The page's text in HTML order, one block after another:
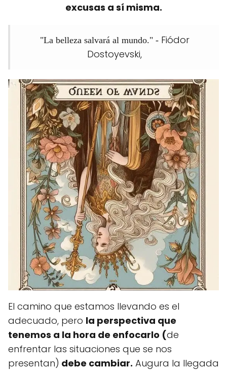
excusas a sí misma.
"La belleza salvará al mundo." - Fiódor
Dostoyevski,
El camino que estamos llevando es el
adecuado, pero la perspectiva que
tenemos a la hora de enfocarlo (de
enfrentar las situaciones que se nos
presentan) debe cambiar. Augura la llegada